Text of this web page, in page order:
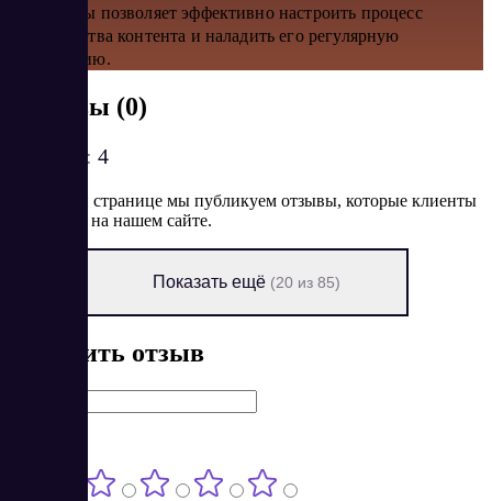
программы позволяет эффективно настроить процесс
производства контента и наладить его регулярную
публикацию.
Отзывы (0)
Рейтинг: 4
На данной странице мы публикуем отзывы, которые клиенты
оставляют на нашем сайте.
Показать ещё (20 из 85)
Оставить отзыв